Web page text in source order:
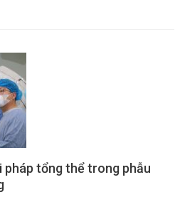
pháp tổng thể trong phẫu